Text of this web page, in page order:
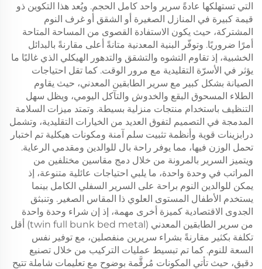
التي تستهلكها عادةً سرير واحد كامل الحجم. ويُعد هذا التكوين ذو
قيمة كبيرة في المنازل الصغيرة أو الشقق أو غرف النوم
المشتركة، حيث يكون الاستفادة القصوى من المساحة المتاحة
أمرًا ضروريًا. وتوفّر البنية المعدنية متانةً أعلى مقارنةً بالبدائل
الخشبية، إذ تقاوم التشوه والتشقق والتدهور الهيكلي الذي غالبًا ما
يؤثر في الأسرّة التقليدية مع مرور الوقت. كما تقل احتياجات
الصيانة بشكل كبير مع سرير الطابقين المعدني، حيث يقاوم
الطلاء المسحوق البقع والخدوش والتآكل اليومي، ويظل سهل
التنظيف باستخدام منتجات منزلية بسيطة. وتمتد ميزات السلامة
المدمجة في التصميم لتفوق العديد من الخيارات التقليدية، وتشمل
درابزينات قوية وأنظمة تثبيت سلم آمنة ومكونات هيكلية تم اختبار
تحمل الوزن فيها، مما يوفر راحة بال للوالدين ومقدمي الرعاية.
ويتميز السرير بالمرونة من خلال دمج مقاسين مختلفين من
المراتب في وحدة واحدة، ما يلبي احتياجات عائلية متنوعة، إذ
يمكن للوالدين النوم براحة على السرير السفلي الكامل بينما
يستخدم الأطفال المستوى العلوي ذا المقاس الصغير. وتنبثق
الجدوى الاقتصادية كميزة أخرى مهمة، إذ إن شراء وحدة واحدة
من سرير الطابقين المعدني (twin full bunk bed metal) أقل
تكلفة بكثير مقارنةً بشراء سريرين منفصلين، مع توفير نفس
السعة للنوم. كما تم تبسيط عمليات التركيب من خلال تصنيع
دقيق، حيث تأتي المكونات مُرقَّمة بوضوح مع تعليمات شاملة تتيح